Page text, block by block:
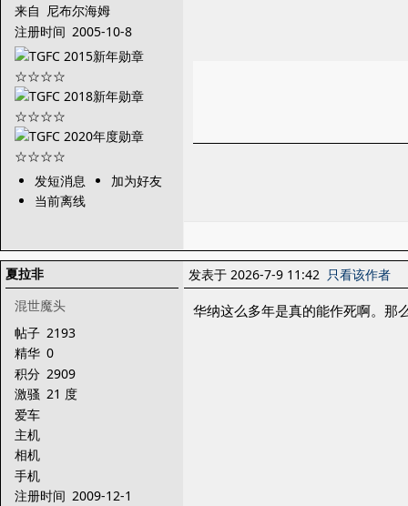
︽偋閹版澘绠洪柟瀵
稿С濞岊亪鐓崶銊
︹拹婵☆垰锕弻
来自 尼布尔海姆
注册时间 2005-10-8
发短消息
加为好友
当前离线
夏拉非
混世魔头
帖子 2193
精华 0
积分 2909
激骚 21 度
爱车
主机
相机
手机
注册时间 2009-12-1
发表于 2026-7-9 11:42 只看该作者
华纳这么多年是真的能作死啊。那